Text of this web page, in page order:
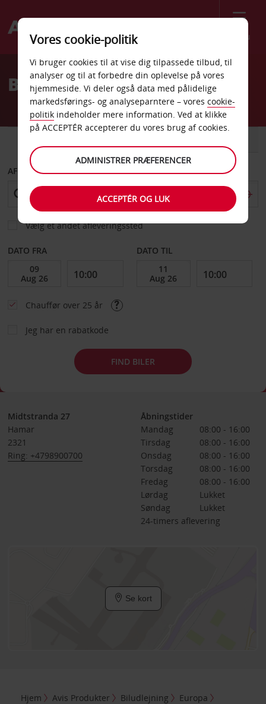
Menu
Welcome
AvisBilleje Hamar
AFHENT FRA
Vælg et andet afleveringssted
DATO FRA DATO TIL
Chauffør over 25 år
Jeg har en rabatkode
FIND BILER
Midtstranda 27
Hamar
2321
Ring: +4798900700
Åbningstider
Mandag
08:00 - 16:00
Tirsdag
08:00 - 16:00
Onsdag
08:00 - 16:00
Torsdag
08:00 - 16:00
Fredag
08:00 - 16:00
Lørdag
Lukket
Søndag
Lukket
24-timers aflevering
Se kort
Hjem Avis Produkter Biludlejning
Europa
Vores cookie-politik
Vi bruger cookies til at vise dig tilpassede tilbud, til
analyser og til at forbedre din oplevelse på vores
hjemmeside. Vi deler også data med pålidelige
markedsførings- og analyseparntere – vores cookie-
politik indeholder mere information. Ved at klikke
på ACCEPTÉR accepterer du vores brug af cookies.
ADMINISTRER PRÆFERENCER
ACCEPTÉR OG LUK